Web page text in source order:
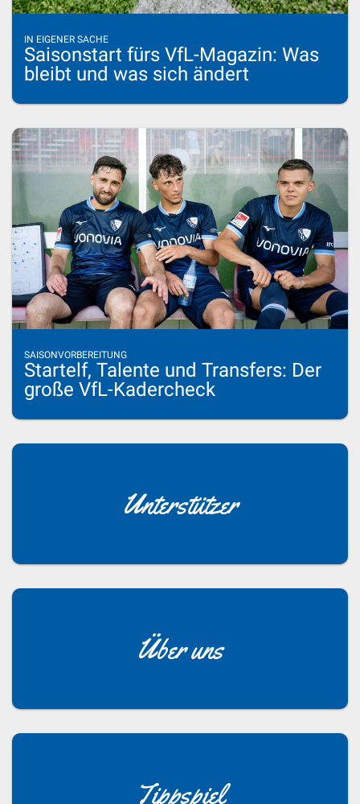
IN EIGENER SACHE
Saisonstart fürs VfL-Magazin: Was
bleibt und was sich ändert
SAISONVORBEREITUNG
Startelf, Talente und Transfers: Der
große VfL-Kadercheck
Unterstützer
Über uns
Tippspiel